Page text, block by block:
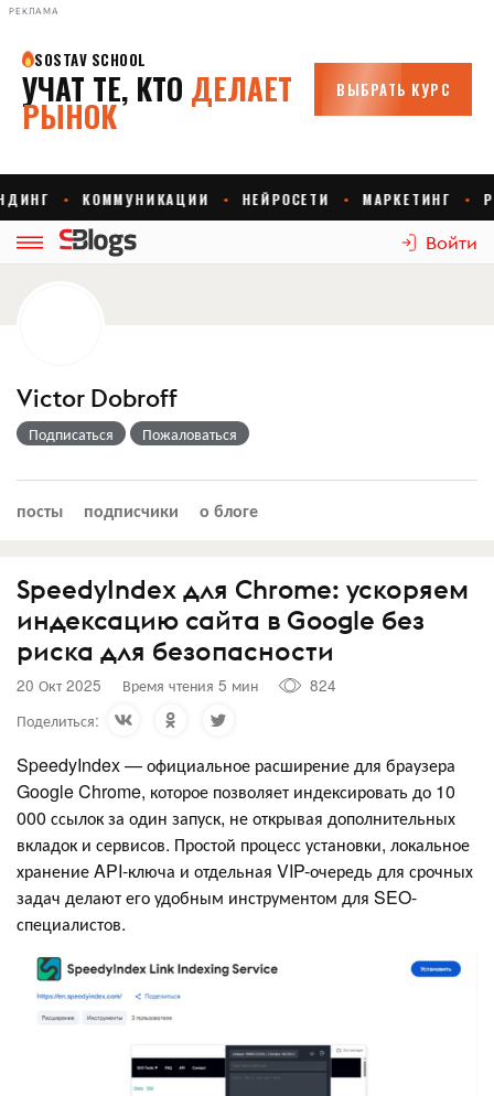
РЕКЛАМА
Войти
Victor Dobroff
Подписаться Пожаловаться
посты подписчики о блоге
SpeedyIndex для Chrome: ускоряем
индексацию сайта в Google без
риска для безопасности
20 Окт 2025 Время чтения 5 мин
824
Поделиться:
SpeedyIndex — официальное расширение для браузера
Google Chrome, которое позволяет индексировать до 10
000 ссылок за один запуск, не открывая дополнительных
вкладок и сервисов. Простой процесс установки, локальное
хранение API-ключа и отдельная VIP-очередь для срочных
задач делают его удобным инструментом для SEO-
специалистов.